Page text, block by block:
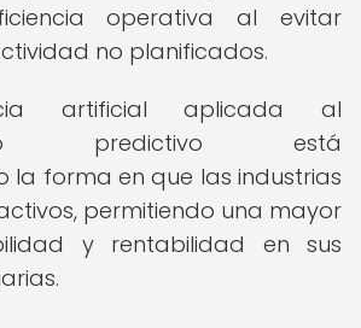
operativa al evitar
no planificados.
artificial aplicada al
predictivo está
la forma en que las industrias
permitiendo una mayor
y rentabilidad en sus